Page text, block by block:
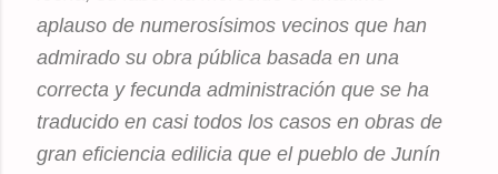
aplauso de numerosísimos vecinos que han
admirado su obra pública basada en una
correcta y fecunda administración que se ha
traducido en casi todos los casos en obras de
gran eficiencia edilicia que el pueblo de Junín